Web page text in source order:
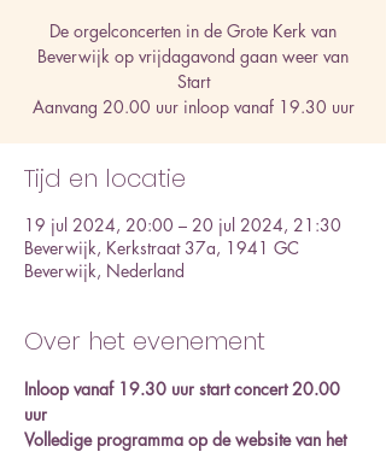
De orgelconcerten in de Grote Kerk van
Beverwijk op vrijdagavond gaan weer van
Start
Aanvang 20.00 uur inloop vanaf 19.30 uur
Tijd en locatie
19 jul 2024, 20:00 – 20 jul 2024, 21:30
Beverwijk, Kerkstraat 37a, 1941 GC
Beverwijk, Nederland
Over het evenement
Inloop vanaf 19.30 uur start concert 20.00
uur
Volledige programma op de website van het